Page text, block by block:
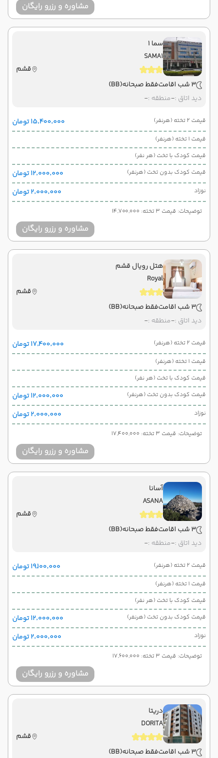
مشاوره و رزرو رایگان
سما 1
SAMA1
قشم
3 شب اقامت
فقط صبحانه(BB)
دید اتاق :-منطقه :-
قیمت 2 تخته (هرنفر) ۱۵٬۴۰۰٬۰۰۰ تومان
قیمت 1 تخته (هرنفر)
قیمت کودک با تخت (هر نفر)
قیمت کودک بدون تخت (هرنفر)
۱۲٬۰۰۰٬۰۰۰ تومان
نوزاد ۲٬۰۰۰٬۰۰۰ تومان
توضیحات: قیمت 3 تخته: 14,700,000
مشاوره و رزرو رایگان
هتل رویال قشم
Royal
قشم
3 شب اقامت
فقط صبحانه(BB)
دید اتاق :-منطقه :-
قیمت 2 تخته (هرنفر) ۱۷٬۴۰۰٬۰۰۰ تومان
قیمت 1 تخته (هرنفر)
قیمت کودک با تخت (هر نفر)
قیمت کودک بدون تخت (هرنفر)
۱۲٬۰۰۰٬۰۰۰ تومان
نوزاد ۲٬۰۰۰٬۰۰۰ تومان
توضیحات: قیمت 3 تخته: 17,400,000
مشاوره و رزرو رایگان
آسانا
ASANA
قشم
3 شب اقامت
فقط صبحانه(BB)
دید اتاق :-منطقه :-
قیمت 2 تخته (هرنفر) ۱۹٬۱۰۰٬۰۰۰ تومان
قیمت 1 تخته (هرنفر)
قیمت کودک با تخت (هر نفر)
قیمت کودک بدون تخت (هرنفر)
۱۲٬۰۰۰٬۰۰۰ تومان
نوزاد ۲٬۰۰۰٬۰۰۰ تومان
توضیحات: قیمت 3 تخته: 17,600,000
مشاوره و رزرو رایگان
دریتا
DORITA
قشم
3 شب اقامت
فقط صبحانه(BB)